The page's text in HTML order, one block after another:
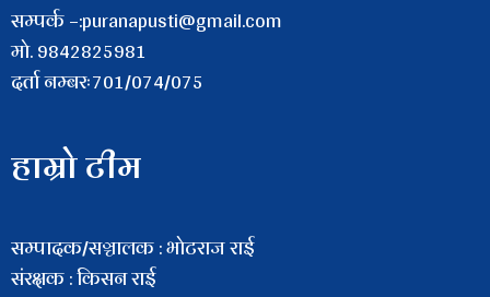
सम्पर्क –:puranapusti@gmail.com
माे. 9842825981
दर्ता नम्बरः701/074/075
हाम्रो टीम
सम्पादक/सञ्चालक : भाेटराज राई
संरक्षक : किसन राई